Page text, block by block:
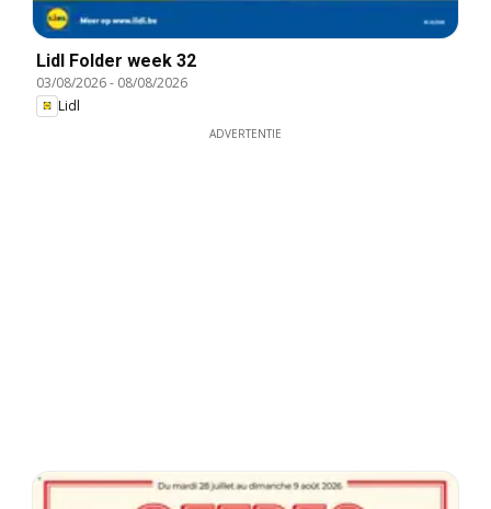
Lidl Folder week 32
03/08/2026- 08/08/2026
Lidl
ADVERTENTIE